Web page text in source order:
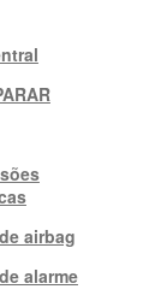
airbag
alarme